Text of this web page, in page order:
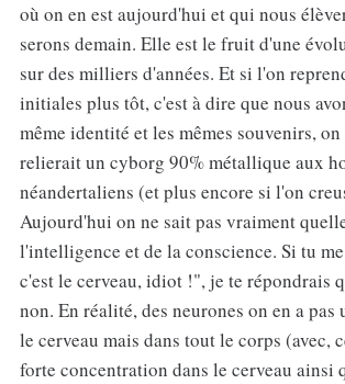
où on en est aujourd'hui et qui nous
serons demain. Elle est le fruit d'une
sur des milliers d'années. Et si l'on
initiales plus tôt, c'est à dire que nous
même identité et les mêmes souvenirs,
relierait un cyborg 90% métallique aux
néandertaliens (et plus encore si l'on
Aujourd'hui on ne sait pas vraiment
l'intelligence et de la conscience. Si tu
c'est le cerveau, idiot !", je te répondrais
non. En réalité, des neurones on en a pas
le cerveau mais dans tout le corps (avec,
forte concentration dans le cerveau ainsi